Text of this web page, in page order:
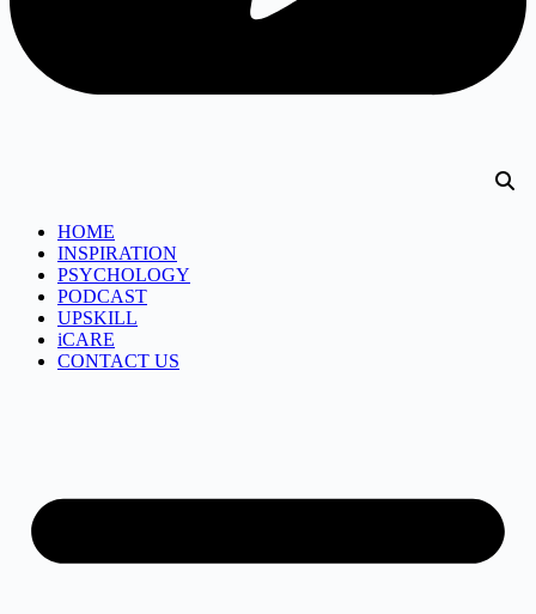
HOME
INSPIRATION
PSYCHOLOGY
PODCAST
UPSKILL
iCARE
CONTACT US